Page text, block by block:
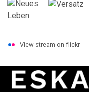
View stream on flickr